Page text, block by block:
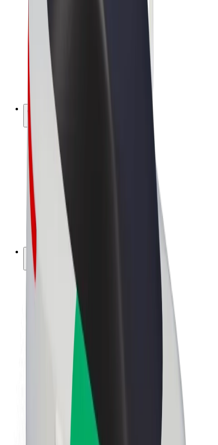
Bolt Market
Bolt Food
Bolt Drive
Bolt ბიზნესისთვის
ელ. ბაიკი
Bolt Plus
გამოიმუშავე Bolt-თან ერთად
მძღოლები
მძღოლის შემოსავლები
კურიერები
კურიერის შემოსავლები
Bolt Food პარტნიორები
ავტოპარკები
ფრენჩაიზი
კომპანია
ვაკანსიები
Bolt-ის შესახებ
Bolt და ეკომეგობრულობა
ნულოვანი პროექტი
სიახლეები
ბრენდის გზამკვლევი
ინვესტორებთან ურთიერთობა
ლიდერობა